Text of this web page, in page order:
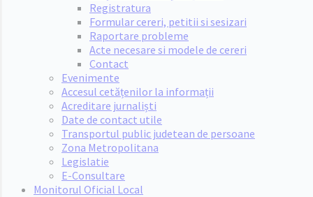
Registratura
Formular cereri, petitii si sesizari
Raportare probleme
Acte necesare si modele de cereri
Contact
Evenimente
Accesul cetățenilor la informații
Acreditare jurnaliști
Date de contact utile
Transportul public judetean de persoane
Zona Metropolitana
Legislatie
E-Consultare
Monitorul Oficial Local